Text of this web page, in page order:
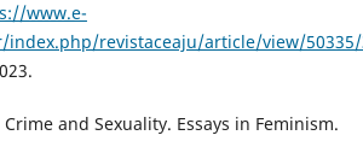
www.e-
index.php/revistaceaju/article/view/50335/
Crime and Sexuality. Essays in Feminism.